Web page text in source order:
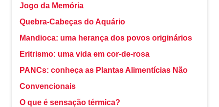
Jogo da Memória
Quebra-Cabeças do Aquário
Mandioca: uma herança dos povos originários
Eritrismo: uma vida em cor-de-rosa
PANCs: conheça as Plantas Alimentícias Não
Convencionais
O que é sensação térmica?